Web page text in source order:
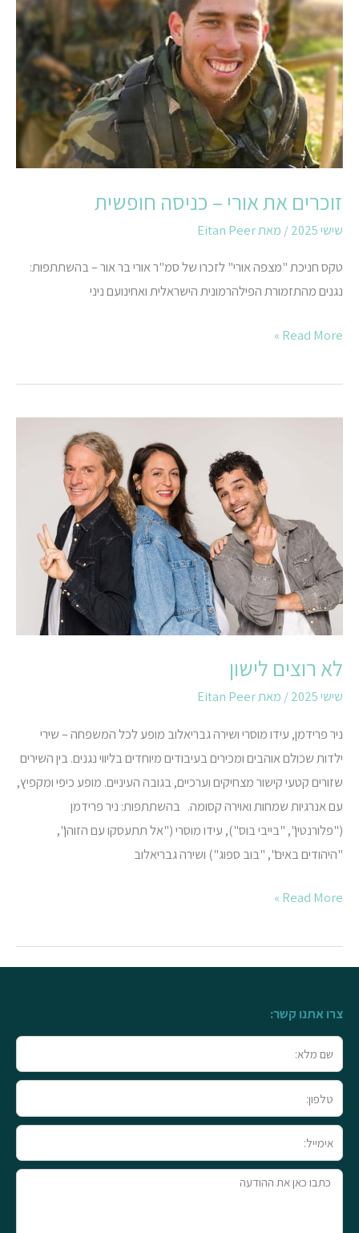
זוכרים את אורי – כניסה חופשית
שישי 2025 / מאתEitan Peer
טקס חניכת "מצפה אורי" לזכרו של סמ"ר אורי בר אור – בהשתתפות:
נגנים מהתזמורת הפילהרמונית הישראלית ואחינועם ניני
אורי
–
כניסה
חופשית
Read More »
לא רוצים לישון
שישי 2025 / מאתEitan Peer
ניר פרידמן, עידו מוסרי ושירה גבריאלוב מופע לכל המשפחה – שירי
ילדות שכולם אוהבים ומכירים בעיבודים מיוחדים בליווי נגנים. בין השירים
שזורים קטעי קישור מצחיקים וערכיים, בגובה העיניים. מופע כיפי ומקפיץ,
עם אנרגיות שמחות ואוירה קסומה. בהשתתפות: ניר פרידמן
("פלורנטין", "בייבי בוס"), עידו מוסרי ("אל תתעסקו עם הזוהן",
"היהודים באים", "בוב ספוג") ושירה גבריאלוב
Read More »
צרו אתנו קשר:
מלא
טלפון
טקסט